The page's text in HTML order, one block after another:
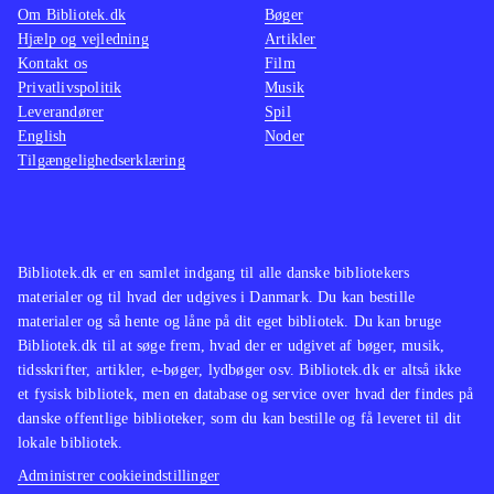
Bibliotek.dk er en samlet indgang til alle danske bibliotekers
materialer og til hvad der udgives i Danmark. Du kan bestille
materialer og så hente og låne på dit eget bibliotek. Du kan bruge
Bibliotek.dk til at søge frem, hvad der er udgivet af bøger, musik,
tidsskrifter, artikler, e-bøger, lydbøger osv. Bibliotek.dk er altså ikke
et fysisk bibliotek, men en database og service over hvad der findes på
danske offentlige biblioteker, som du kan bestille og få leveret til dit
lokale bibliotek.
Administrer cookieindstillinger
Om Bibliotek.dk
Hjælp og vejledning
Kontakt os
Privatlivspolitik
Leverandører
English
Tilgængelighedserklæring
Bøger
Artikler
Film
Musik
Spil
Noder